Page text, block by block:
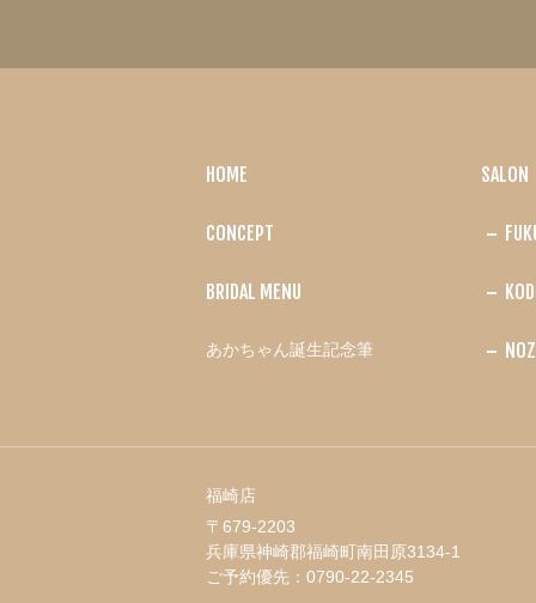
HOME
CONCEPT
BRIDAL MENU
あかちゃん誕生記念筆
SALON
福崎店
〒679-2203
兵庫県神崎郡福崎町南田原3134-1
ご予約優先： 0790-22-2345